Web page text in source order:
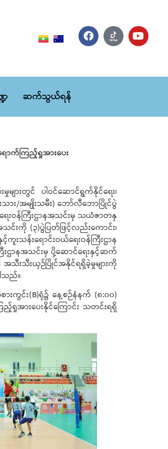
ဆက်သွယ်ရန်
ာက်ကြည့်ရှုအားပေး
ျားတွင် ပါဝင်ဆောင်ရွက်နိုင်ရေး၊
သား/အမျိုးသမီး) ဘော်လီဘောပြိုင်ပွဲ
ေးဝန်ကြီးဌာနအသင်းမှ သယံဇာတနှ
င်းကို (၃)ပွဲပြတ်ဖြင့်လည်းကောင်း၊
ကူးသန်းရောင်းဝယ်ရေးဝန်ကြီးဌာန
ြီးဌာနအသင်းမှ ပို့ဆောင်ရေးနှင့်ဆက်
အသီးသီးယှဉ်ပြိုင်အနိုင်ရရှိခဲ့မှုများကို
သည်။
ားကွင်း(B)ရုံ၌ နေ့စဉ်နံနက် (၈:၀၀)
ားပေးနိုင်ကြောင်း သတင်းရရှိ